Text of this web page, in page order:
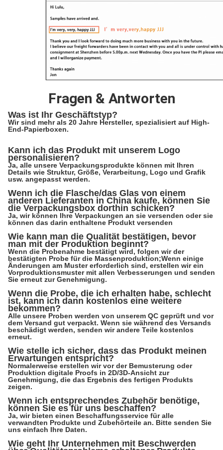
Fragen & Antworten
Was ist Ihr Geschäftstyp?
Wir sind mehr als 20 Jahre Hersteller, spezialisiert auf High-
End-Papierboxen.
Kann ich das Produkt mit unserem Logo
personalisieren?
Ja, alle unsere Verpackungsprodukte können mit Ihren
Details wie Struktur, Größe, Verarbeitung, Logo und Grafik
usw. angepasst werden.
Wenn ich die Flasche/das Glas von einem
anderen Lieferanten in China kaufe, können Sie
die Verpackungsbox dorthin schicken?
Ja, wir können Ihre Verpackungen an sie versenden oder sie
können das darin enthaltene Produkt versenden
Wie kann man die Qualität bestätigen, bevor
man mit der Produktion beginnt?
Wenn die Probenahme bestätigt wird, folgen wir der
bestätigten Probe für die Massenproduktion;Wenn einige
Änderungen am Muster erforderlich sind, erstellen wir ein
Vorproduktionsmuster mit allen Verbesserungen und senden
Sie erneut zur Genehmigung.
Wenn die Probe, die ich erhalten habe, schlecht
ist, kann ich dann kostenlos eine weitere
bekommen?
Alle unsere Proben werden von unserem QC geprüft und vor
dem Versand gut verpackt. Wenn sie während des Versands
beschädigt werden, senden wir andere Teile kostenlos
erneut.
Wie stelle ich sicher, dass das Produkt meinen
Erwartungen entspricht?
Normalerweise erstellen wir vor der Bemusterung oder
Produktion digitale Proofs in 2D/3D-Ansicht zur
Genehmigung, die das Ergebnis des fertigen Produkts
zeigen.
Wenn ich entsprechendes Zubehör benötige,
können Sie es für uns beschaffen?
Ja, wir bieten einen Beschaffungsservice für alle
verwandten Produkte und Zubehörteile an. Bitte senden Sie
uns einfach Ihre Daten.
Wie geht Ihr Unternehmen mit Beschwerden